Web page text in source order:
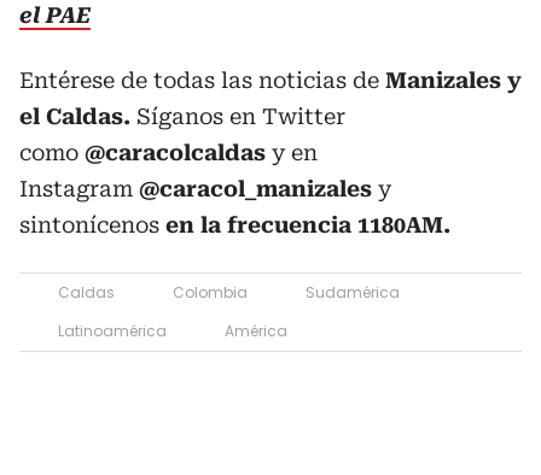
el PAE
Entérese de todas las noticias de Manizales y
el Caldas. Síganos en Twitter
como @caracolcaldas y en
Instagram @caracol_manizales y
sintonícenos en la frecuencia 1180AM.
Caldas Colombia
Sudamérica
Latinoamérica
América